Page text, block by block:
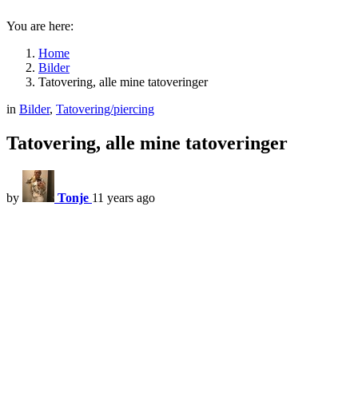
You are here:
Home
Bilder
Tatovering, alle mine tatoveringer
in Bilder, Tatovering/piercing
Tatovering, alle mine tatoveringer
by Tonje 11 years ago